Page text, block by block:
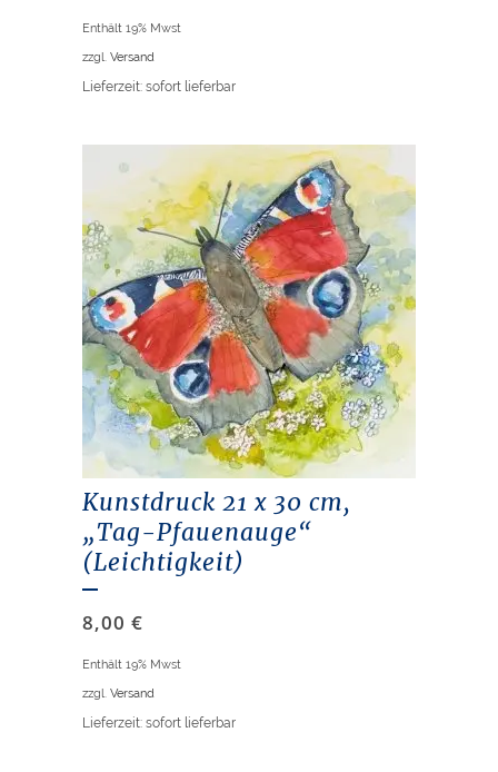
Enthält 19% Mwst
zzgl. Versand
Lieferzeit: sofort lieferbar
Kunstdruck 21 x 30 cm,
„Tag-Pfauenauge“
(Leichtigkeit)
8,00 €
Enthält 19% Mwst
zzgl. Versand
Lieferzeit: sofort lieferbar